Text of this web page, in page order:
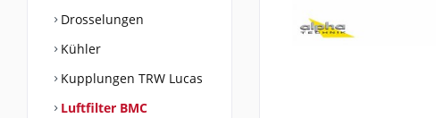
Drosselungen
Kühler
Kupplungen TRW Lucas
Luftfilter BMC